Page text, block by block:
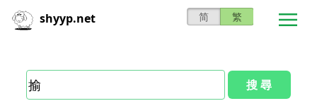
shyyp.net 简 繁
搜 尋